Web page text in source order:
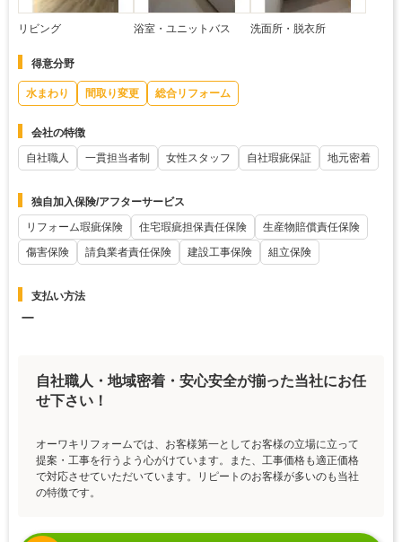
リビング 浴室・ユニットバス 洗面所・脱衣所
得意分野
水まわり 間取り変更 総合リフォーム
会社の特徴
自社職人
一貫担当者制 女性スタッフ 自社瑕疵保証 地元密着
独自加入保険/アフターサービス
リフォーム瑕疵保険
住宅瑕疵担保責任保険
生産物賠償責任保険
傷害保険
請負業者責任保険 建設工事保険 組立保険
支払い方法
ー
自社職人・地域密着・安心安全が揃った当社にお任
せ下さい！
オーワキリフォームでは、お客様第一としてお客様の立場に立って
提案・工事を行うよう心がけています。また、工事価格も適正価格
で対応させていただいています。リピートのお客様が多いのも当社
の特徴です。